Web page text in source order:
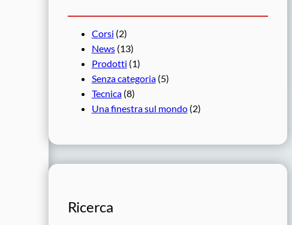
Corsi (2)
News(13)
Prodotti (1)
Senza categoria(5)
Tecnica(8)
Una finestra sul mondo(2)
Ricerca